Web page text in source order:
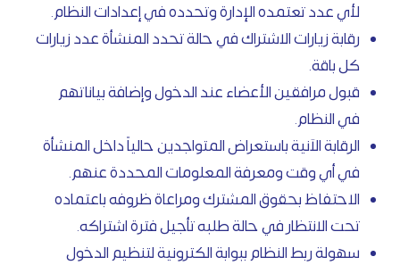
لأي عدد تعتمده الإدارة وتحدده في إعدادات النظام.
رقابة زيارات الاشتراك في حالة تحدد المنشأة عدد زيارات
كل باقة.
قبول مرافقين الأعضاء عند الدخول وإضافة بياناتهم
في النظام.
الرقابة الآنية باستعراض المتواجدين حالياً داخل المنشأة
في أي وقت ومعرفة المعلومات المحددة عنهم.
الاحتفاظ بحقوق المشترك ومراعاة ظروفه باعتماده
تحت الانتظار في حالة طلبه تأجيل فترة اشتراكه.
سهولة ربط النظام ببوابة الكترونية لتنظيم الدخول